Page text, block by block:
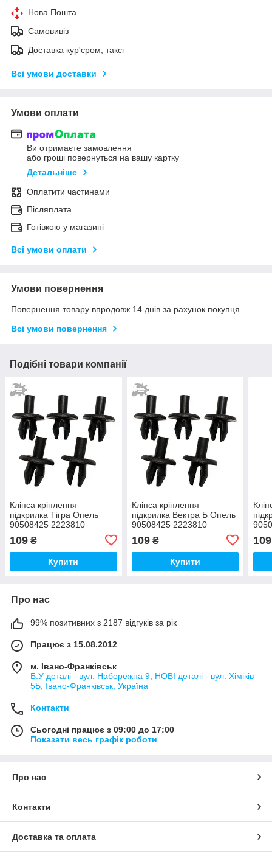
Нова Пошта
Самовивіз
Доставка кур'єром, таксі
Всі умови доставки
Умови оплати
Ви отримаєте замовлення
або гроші повернуться на вашу картку
Детальніше
Оплатити частинами
Післяплата
Готівкою у магазині
Всі умови оплати
Умови повернення
Повернення товару впродовж 14 днів за рахунок покупця
Всі умови повернення
Подібні товари компанії
Кліпса кріплення
підкрилка Тігра Опель
90508425 2223810
комплект 5шт
109 ₴
Купити
Кліпса кріплення
підкрилка Вектра Б Опель
90508425 2223810
комплект 5шт
109₴
Купити
109
Про нас
99% позитивних з 2187 відгуків за рік
Працює з 15.08.2012
м. Івано-Франківськ
Б.У деталі - вул. Набережна 9; НОВІ деталі - вул. Хіміків
5Б, Івано-Франківськ, Україна
Контакти
Сьогодні працює з 09:00 до 17:00
Показати весь графік роботи
Про нас
Контакти
Доставка та оплата